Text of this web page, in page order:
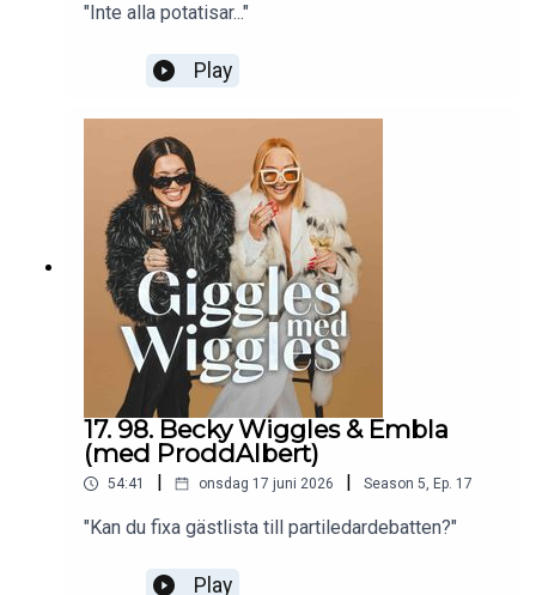
"Inte alla potatisar..."
Play
17. 98. Becky Wiggles & Embla
(med ProddAlbert)
54:41 onsdag 17 juni 2026 Season 5, Ep. 17
"Kan du fixa gästlista till partiledardebatten?"
Play